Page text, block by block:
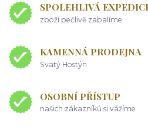
SPOLEHLIVÁ
zboží pečlivě zabalíme
KAMENNÁ PRODEJNA
Svatý Hostýn
OSOBNÍ PŘÍSTUP
našich zákazníků si vážíme